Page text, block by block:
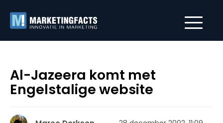
Al-Jazeera komt met
Engelstalige website